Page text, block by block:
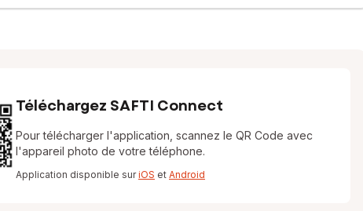
Téléchargez SAFTI Connect
Pour télécharger l'application, scannez le QR Code avec
l'appareil photo de votre téléphone.
Application disponible suriOS et Android